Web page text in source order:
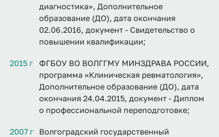
диагностика», Дополнительное
образование (ДО), дата окончания
02.06.2016, документ - Свидетельство о
повышении квалификации;
2015 г
ФГБОУ ВО ВОЛГГМУ МИНЗДРАВА РОССИИ,
программа «Клиническая ревматология»,
Дополнительное образование (ДО), дата
окончания 24.04.2015, документ - Диплом
о профессиональной переподготовке;
2007 г
Волгоградский государственный